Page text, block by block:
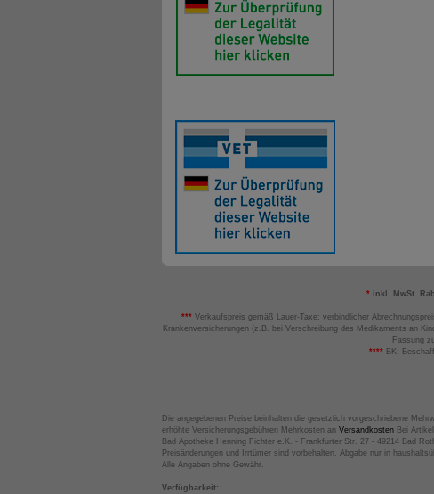
* inkl. MwSt.
*** Verkaufspreis gemäß Lauer-Taxe; verbindlicher
Krankenversicherungen (z.B. bei Verschreibung des Medikaments an
Fassung
**** BK:
Die angegebenen Preise beinhalten die gesetzlich vorgeschriebene
erhöhte Versicherungsgebühren Mehrkosten an Versandkosten Bei
Bad Apotheke Henning Fichter e.K. - Frankfurter Str. 27 - 49214 Bad
Preisänderungen und Irrtümer sind vorbehalten. Abgabe nur in
Alle Angaben ohne Gewähr.
Verfügbarkeit: